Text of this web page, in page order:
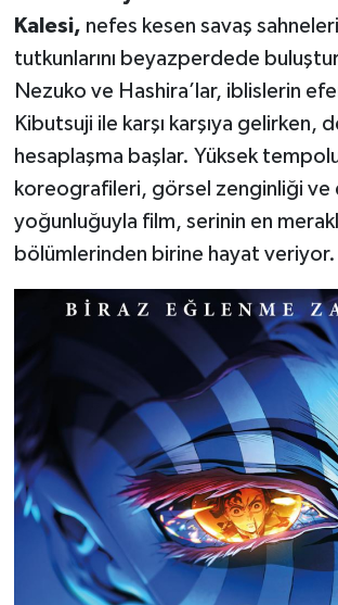
Kalesi, nefes kesen savaş
tutkunlarını beyazperdede
Nezuko ve Hashira’lar, iblislerin
Kibutsuji ile karşı karşıya gelirken,
hesaplaşma başlar. Yüksek
koreografileri, görsel zenginliği ve
yoğunluğuyla film, serinin en
bölümlerinden birine hayat veriyor.